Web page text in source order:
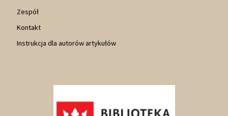
Zespół
Kontakt
Instrukcja dla autorów artykułów